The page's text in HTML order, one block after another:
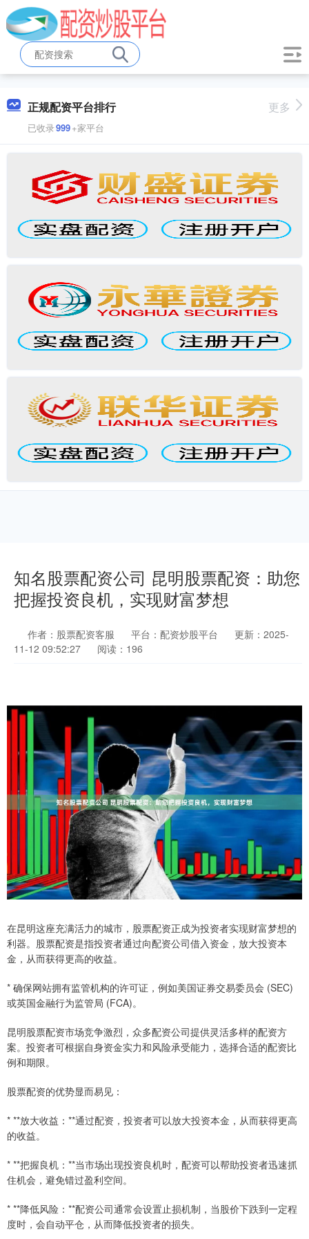
正规配资平台排行
已收录999+家平台
更多
知名股票配资公司 昆明股票配资：助您
把握投资良机，实现财富梦想
作者：股票配资客服 平台：配资炒股平台
更新：2025-
11-12 09:52:27
阅读：196
在昆明这座充满活力的城市，股票配资正成为投资者实现财富梦想的
利器。股票配资是指投资者通过向配资公司借入资金，放大投资本
金，从而获得更高的收益。
* 确保网站拥有监管机构的许可证，例如美国证券交易委员会 (SEC)
或英国金融行为监管局 (FCA)。
昆明股票配资市场竞争激烈，众多配资公司提供灵活多样的配资方
案。投资者可根据自身资金实力和风险承受能力，选择合适的配资比
例和期限。
股票配资的优势显而易见：
* **放大收益：**通过配资，投资者可以放大投资本金，从而获得更高
的收益。
* **把握良机：**当市场出现投资良机时，配资可以帮助投资者迅速抓
住机会，避免错过盈利空间。
* **降低风险：**配资公司通常会设置止损机制，当股价下跌到一定程
度时，会自动平仓，从而降低投资者的损失。